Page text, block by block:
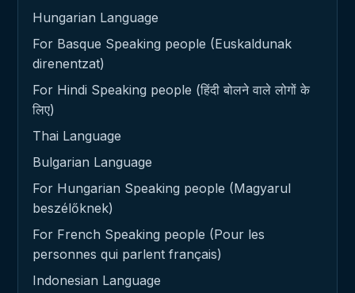
Hungarian Language
For Basque Speaking people (Euskaldunak
direnentzat)
For Hindi Speaking people (हिंदी बोलने वाले लोगों के
लिए)
Thai Language
Bulgarian Language
For Hungarian Speaking people (Magyarul
beszélőknek)
For French Speaking people (Pour les
personnes qui parlent français)
Indonesian Language